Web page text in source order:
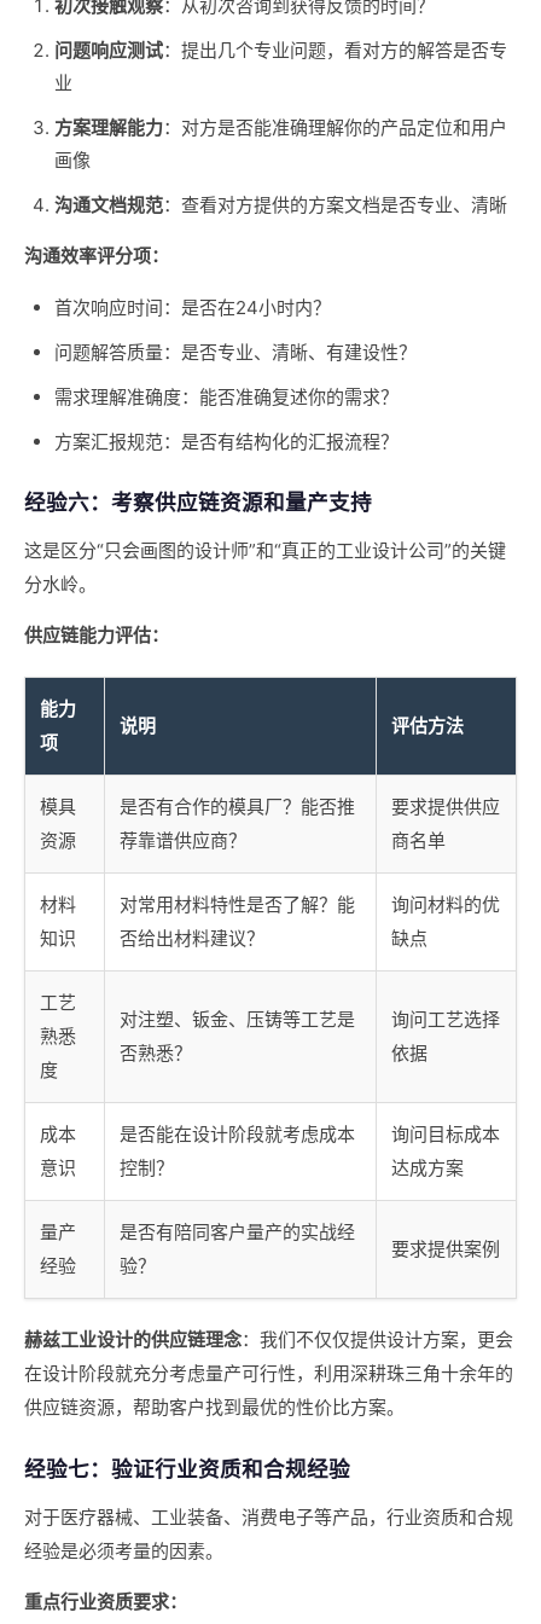
初次接触观察：从初次咨询到获得反馈的时间？
问题响应测试：提出几个专业问题，看对方的解答是否专
业
方案理解能力：对方是否能准确理解你的产品定位和用户
画像
沟通文档规范：查看对方提供的方案文档是否专业、清晰
沟通效率评分项：
首次响应时间：是否在24小时内？
问题解答质量：是否专业、清晰、有建设性？
需求理解准确度：能否准确复述你的需求？
方案汇报规范：是否有结构化的汇报流程？
经验六：考察供应链资源和量产支持
这是区分“只会画图的设计师”和“真正的工业设计公司”的关键
分水岭。
供应链能力评估：
能力
项
说明 评估方法
模具
资源
是否有合作的模具厂？能否推
荐靠谱供应商？
要求提供供应
商名单
材料
知识
对常用材料特性是否了解？能
否给出材料建议？
询问材料的优
缺点
工艺
熟悉
度
对注塑、钣金、压铸等工艺是
否熟悉？
询问工艺选择
依据
成本
意识
是否能在设计阶段就考虑成本
控制？
询问目标成本
达成方案
量产
经验
是否有陪同客户量产的实战经
验？
要求提供案例
赫兹工业设计的供应链理念：我们不仅仅提供设计方案，更会
在设计阶段就充分考虑量产可行性，利用深耕珠三角十余年的
供应链资源，帮助客户找到最优的性价比方案。
经验七：验证行业资质和合规经验
对于医疗器械、工业装备、消费电子等产品，行业资质和合规
经验是必须考量的因素。
重点行业资质要求：